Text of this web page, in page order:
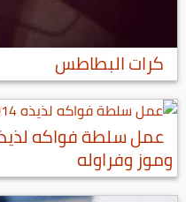
كرات البطاطس
وموز وفراوله